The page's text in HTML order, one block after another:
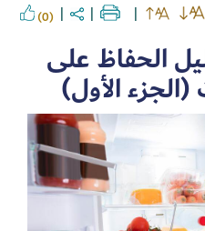
(0)
الحفاظ على
الأول)